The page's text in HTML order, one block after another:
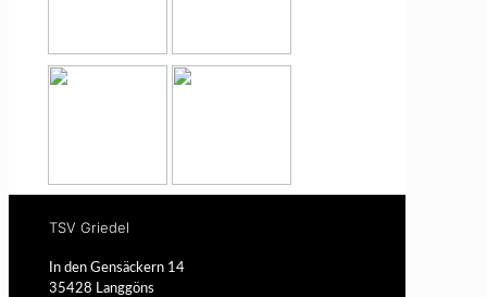
TSV Griedel
In den Gensäckern 14
35428 Langgöns